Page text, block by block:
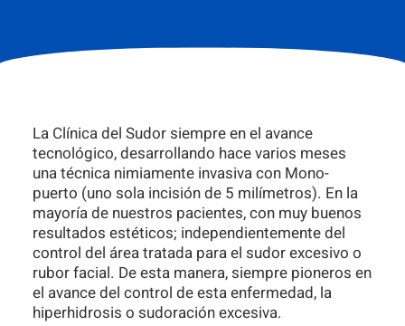
La Clínica del Sudor siempre en el avance
tecnológico, desarrollando hace varios meses
una técnica nimiamente invasiva con Mono-
puerto (uno sola incisión de 5 milímetros). En la
mayoría de nuestros pacientes, con muy buenos
resultados estéticos; independientemente del
control del área tratada para el sudor excesivo o
rubor facial. De esta manera, siempre pioneros en
el avance del control de esta enfermedad, la
hiperhidrosis o sudoración excesiva.